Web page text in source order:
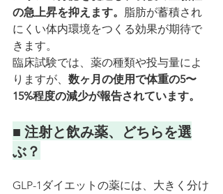
の急上昇を抑えます。
脂肪が蓄積され
にくい体内環境をつくる効果が期待で
きます。
臨床試験では、薬の種類や投与量によ
りますが、 数ヶ月の使用で体重の5〜
15%程度の減少が報告されています。
■ 注射と飲み薬、どちらを選
ぶ？
GLP-1ダイエットの薬には、大きく分け